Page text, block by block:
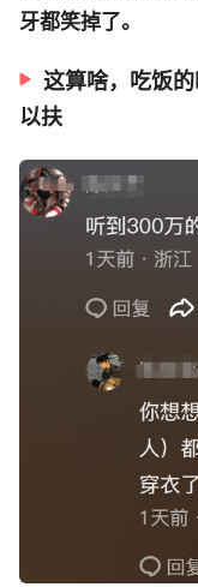
牙都笑掉了。
这算啥，吃饭
以扶